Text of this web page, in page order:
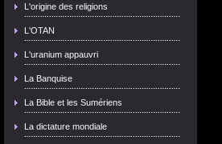
L'origine des religions
L'OTAN
L'uranium appauvri
La Banquise
La Bible et les Sumériens
La dictature mondiale